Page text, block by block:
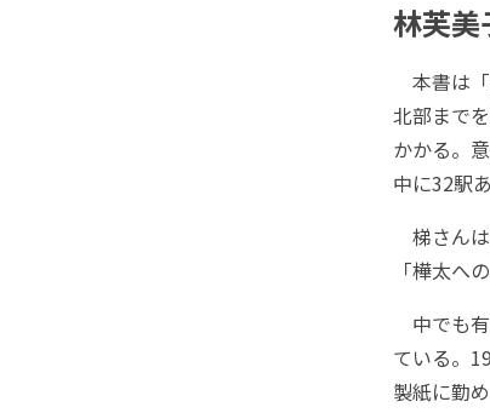
林芙美
本書は
北部まで
かかる。
中に32駅
梯さん
「樺太へ
中でも
ている。
製紙に勤